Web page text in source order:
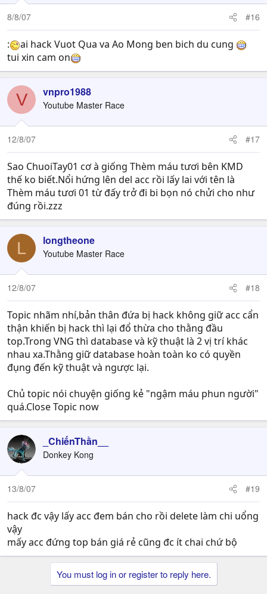
8/8/07 #16
:
ai hack Vuot Qua va Ao Mong ben bich du cung
tui xin cam on
V vnpro1988
Youtube Master Race
12/8/07 #17
Sao ChuoiTay01 cơ à giống Thèm máu tươi bên KMD
thế ko biết.Nổi hứng lên del acc rồi lấy lai với tên là
Thèm máu tươi 01 từ đấy trở đi bi bọn nó chửi cho như
đúng rồi.zzz
L longtheone
Youtube Master Race
12/8/07 #18
Topic nhãm nhí,bản thân đứa bị hack không giữ acc cẩn
thận khiến bị hack thì lại đổ thừa cho thằng đầu
top.Trong VNG thì database và kỹ thuật là 2 vị trí khác
nhau xa.Thằng giữ database hoàn toàn ko có quyền
đụng đến kỹ thuật và ngược lại.
Chủ topic nói chuyện giống kẻ "ngậm máu phun người"
quá.Close Topic now
_ChiếnThần__
Donkey Kong
13/8/07 #19
hack đc vậy lấy acc đem bán cho rồi delete làm chi uổng
vậy
mấy acc đứng top bán giá rẻ cũng đc ít chai chứ bộ
You must log in or register to reply here.